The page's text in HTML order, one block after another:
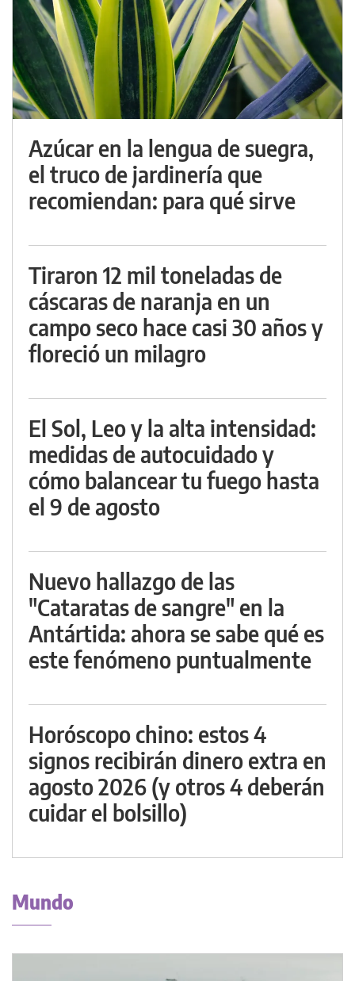
Azúcar en la lengua de suegra,
el truco de jardinería que
recomiendan: para qué sirve
Tiraron 12 mil toneladas de
cáscaras de naranja en un
campo seco hace casi 30 años y
floreció un milagro
El Sol, Leo y la alta intensidad:
medidas de autocuidado y
cómo balancear tu fuego hasta
el 9 de agosto
Nuevo hallazgo de las
"Cataratas de sangre" en la
Antártida: ahora se sabe qué es
este fenómeno puntualmente
Horóscopo chino: estos 4
signos recibirán dinero extra en
agosto 2026 (y otros 4 deberán
cuidar el bolsillo)
Mundo